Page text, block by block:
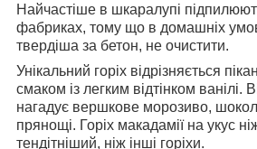
Найчастіше в шкаралупі
фабриках, тому що в домашніх
твердіша за бетон, не очистити.
Унікальний горіх відрізняється
смаком із легким відтінком ванілі.
нагадує вершкове морозиво,
прянощі. Горіх макадамії на укус
тендітніший, ніж інші горіхи.